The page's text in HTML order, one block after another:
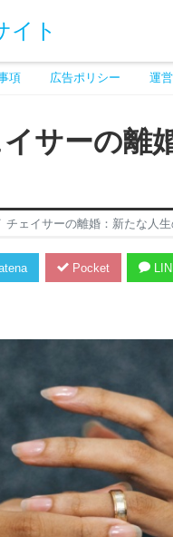
イト
項 広告ポリシー 運
サーの離
チェイサーの離婚：新たな人生
Pocket